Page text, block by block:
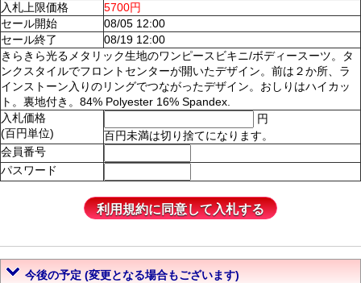
入札上限価格
5700円
セール開始
08/05 12:00
セール終了
08/19 12:00
きらきら光るメタリック生地のワンピースビキニ/ボディースーツ。タ
ンクスタイルでフロントセンターが開いたデザイン。前は２か所、ラ
インストーン入りのリングでつながったデザイン。おしりはハイカッ
ト。裏地付き。84% Polyester 16% Spandex.
入札価格
(百円単位)
円
百円未満は切り捨てになります。
会員番号
パスワード
今後の予定 (変更となる場合もございます)